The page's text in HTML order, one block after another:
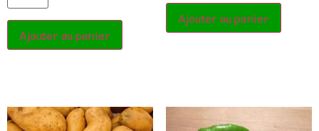
Ajouter au panier
Ajouter au panier